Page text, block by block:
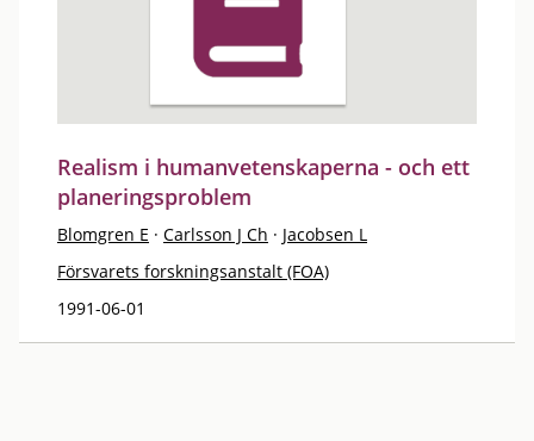
Realism i humanvetenskaperna - och ett
planeringsproblem
Blomgren E · Carlsson J Ch · Jacobsen L
Försvarets forskningsanstalt (FOA)
1991-06-01